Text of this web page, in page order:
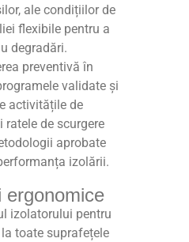
ale condițiilor de
flexibile pentru a
degradări.
preventivă în
validate și
activitățile de
ratele de scurgere
aprobate
izolării.
ergonomice
izolatorului pentru
toate suprafețele